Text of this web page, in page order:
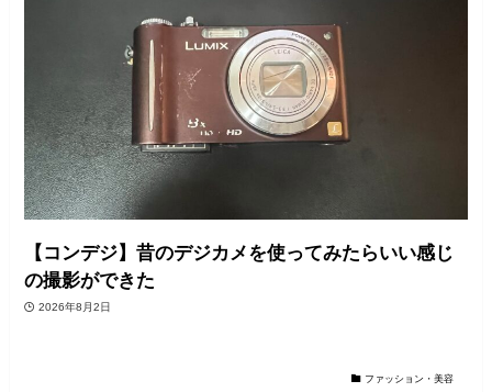
【コンデジ】昔のデジカメを使ってみたらいい感じ
の撮影ができた
2026年8月2日
ファッション・美容